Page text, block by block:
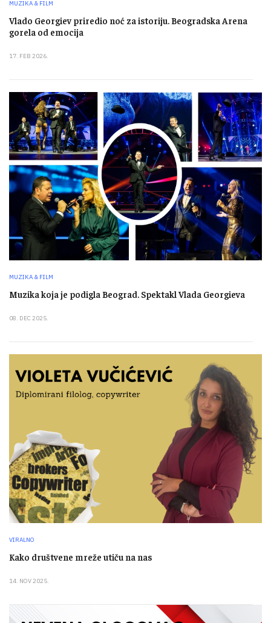
MUZIKA & FILM
Vlado Georgiev priredio noć za istoriju. Beogradska Arena
gorela od emocija
17. FEB 2026.
MUZIKA & FILM
Muzika koja je podigla Beograd. Spektakl Vlada Georgieva
08. DEC 2025.
VIRALNO
Kako društvene mreže utiču na nas
14. NOV 2025.